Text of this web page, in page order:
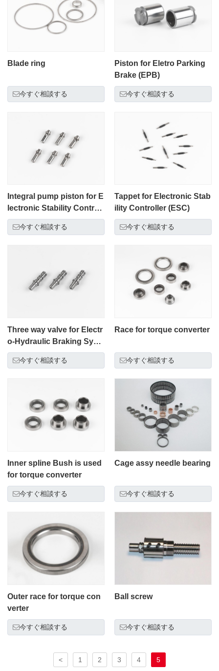
Blade ring
今すぐ相談する
Piston for Eletro Parking
Brake (EPB)
今すぐ相談する
Integral pump piston for E
lectronic Stability Controll
er (ESC)
今すぐ相談する
Tappet for Electronic Stab
ility Controller (ESC)
今すぐ相談する
Three way valve for Electr
o-Hydraulic Braking Syste
m (EHB)
今すぐ相談する
Race for torque converter
今すぐ相談する
Inner spline Bush is used
for torque converter
今すぐ相談する
Cage assy needle bearing
今すぐ相談する
Outer race for torque con
verter
今すぐ相談する
Ball screw
今すぐ相談する
< 1 2 3 4 5